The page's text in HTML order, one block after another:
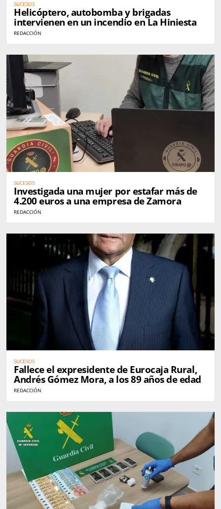
SUCESOS
Helicóptero, autobomba y brigadas
intervienen en un incendio en La Hiniesta
REDACCIÓN
SUCESOS
Investigada una mujer por estafar más de
4.200 euros a una empresa de Zamora
REDACCIÓN
SUCESOS
Fallece el expresidente de Eurocaja Rural,
Andrés Gómez Mora, a los 89 años de edad
REDACCIÓN